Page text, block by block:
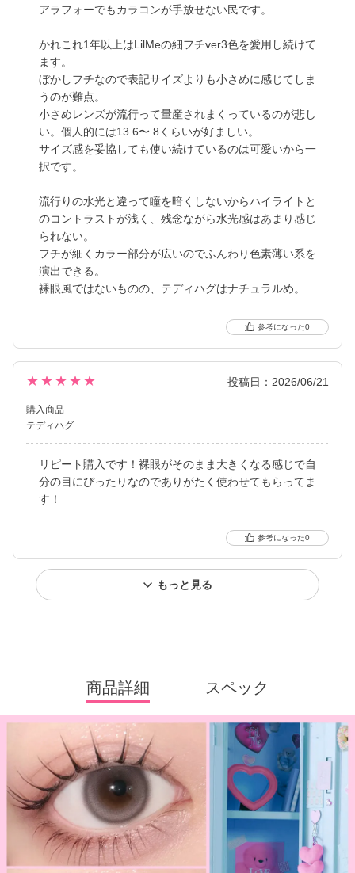
アラフォーでもカラコンが手放せない民です。
かれこれ1年以上はLilMeの細フチver3色を愛用し続けて
ます。
ぼかしフチなので表記サイズよりも小さめに感じてしま
うのが難点。
小さめレンズが流行って量産されまくっているのが悲し
い。個人的には13.6〜.8くらいが好ましい。
サイズ感を妥協しても使い続けているのは可愛いから一
択です。
流行りの水光と違って瞳を暗くしないからハイライトと
のコントラストが浅く、残念ながら水光感はあまり感じ
られない。
フチが細くカラー部分が広いのでふんわり色素薄い系を
演出できる。
裸眼風ではないものの、テディハグはナチュラルめ。
0
★★★★★ 投稿日：2026/06/21
購入商品
テディハグ
リピート購入です！裸眼がそのまま大きくなる感じで自
分の目にぴったりなのでありがたく使わせてもらってま
す！
0
もっと見る
商品詳細 スペック